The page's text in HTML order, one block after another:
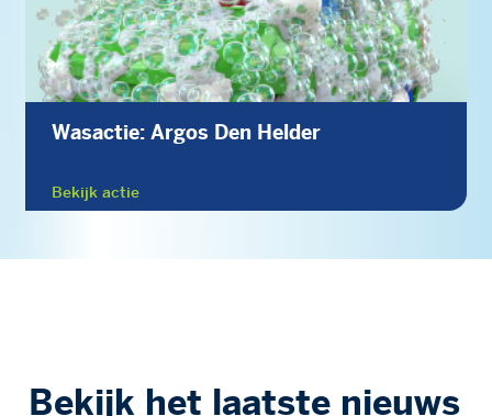
Wasactie: Argos Den Helder
Bekijk actie
Bekijk het laatste nieuws